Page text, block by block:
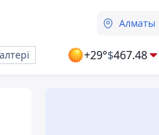
Алматы
+29°$467.48